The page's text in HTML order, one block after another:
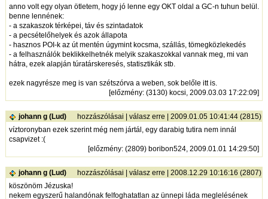
anno volt egy olyan ötletem, hogy jó lenne egy OKT oldal a GC-n tuhun belül.
benne lennének:
- a szakaszok térképei, táv és szintadatok
- a pecsételőhelyek és azok állapota
- hasznos POI-k az út mentén úgymint kocsma, szállás, tömegközlekedés
- a felhasználók beklikkelhetnék melyik szakaszokkal vannak meg, mi van
hátra, ezek alapján túratárskeresés, statisztikák stb.
ezek nagyrésze meg is van szétszórva a weben, sok belőle itt is.
[előzmény: (3130) kocsi, 2009.03.03 17:22:09]
johann g (Lud) hozzászólásai |válasz erre | 2009.01.05 10:41:44 (2815)
víztoronyban ezek szerint még nem jártál, egy darabig tutira nem innál
csapvizet :(
[előzmény: (2809) boribon524, 2009.01.01 14:29:50]
johann g (Lud) hozzászólásai |válasz erre | 2008.12.29 10:16:16 (2807)
köszönöm Jézuska!
nekem egyszerű halandónak felfoghatatlan az ünnepi láda meglelésének